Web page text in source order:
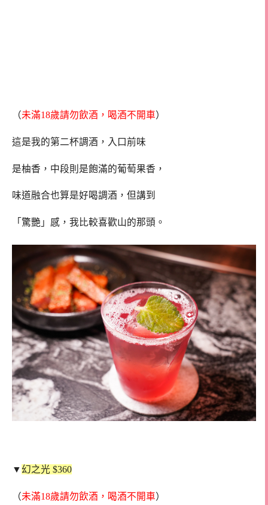
（未滿18歲請勿飲酒，喝酒不開車）
這是我的第二杯調酒，入口前味
是柚香，中段則是飽滿的葡萄果香，
味道融合也算是好喝調酒，但講到
「驚艷」感，我比較喜歡山的那頭。
▼ 幻之光 $360
（未滿18歲請勿飲酒，喝酒不開車）